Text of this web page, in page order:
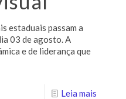
estaduais passam a
03 de agosto. A
e de liderança que
Leia mais